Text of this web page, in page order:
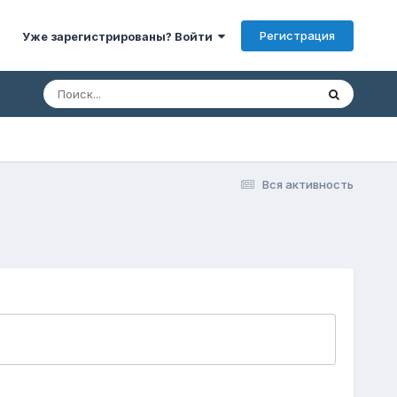
Уже зарегистрированы? Войти Регистрация
Вся активность